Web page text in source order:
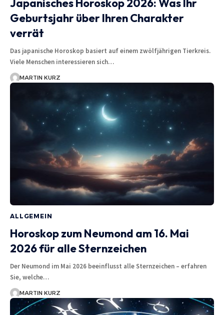
Japanisches Horoskop 2026: Was Ihr
Geburtsjahr über Ihren Charakter
verrät
Das japanische Horoskop basiert auf einem zwölfjährigen Tierkreis.
Viele Menschen interessieren sich…
MARTIN KURZ
ALLGEMEIN
Horoskop zum Neumond am 16. Mai
2026 für alle Sternzeichen
Der Neumond im Mai 2026 beeinflusst alle Sternzeichen – erfahren
Sie, welche…
MARTIN KURZ